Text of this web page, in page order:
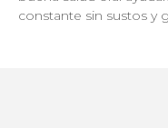
constante sin sustos y